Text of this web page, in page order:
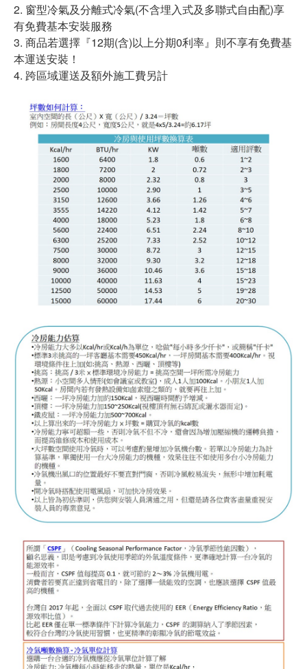
2. 窗型冷氣及分離式冷氣(不含埋入式及多聯式自由配)享
有免費基本安裝服務
3. 商品若選擇『12期(含)以上分期0利率』則不享有免費基
本運送安裝！
4. 跨區域運送及額外施工費另計